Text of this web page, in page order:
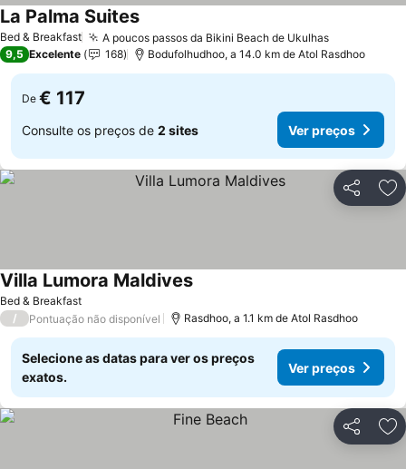
Bed & Breakfast A poucos passos da Bikini Beach de UkulhasVer preços
La Palma SuitesVer preços
9,5 Excelente 168 Bodufolhudhoo, a 14.0 km de Atol Rasdhoo
De € 117
Consulte os preços de 2 sites Ver preços
Partilhar
Bed & Breakfast
Villa Lumora MaldivesVer preços
/ Pontuação não disponível Rasdhoo, a 1.1 km de Atol Rasdhoo
Selecione as datas para ver os preços
exatos.
Ver preços
Partilhar